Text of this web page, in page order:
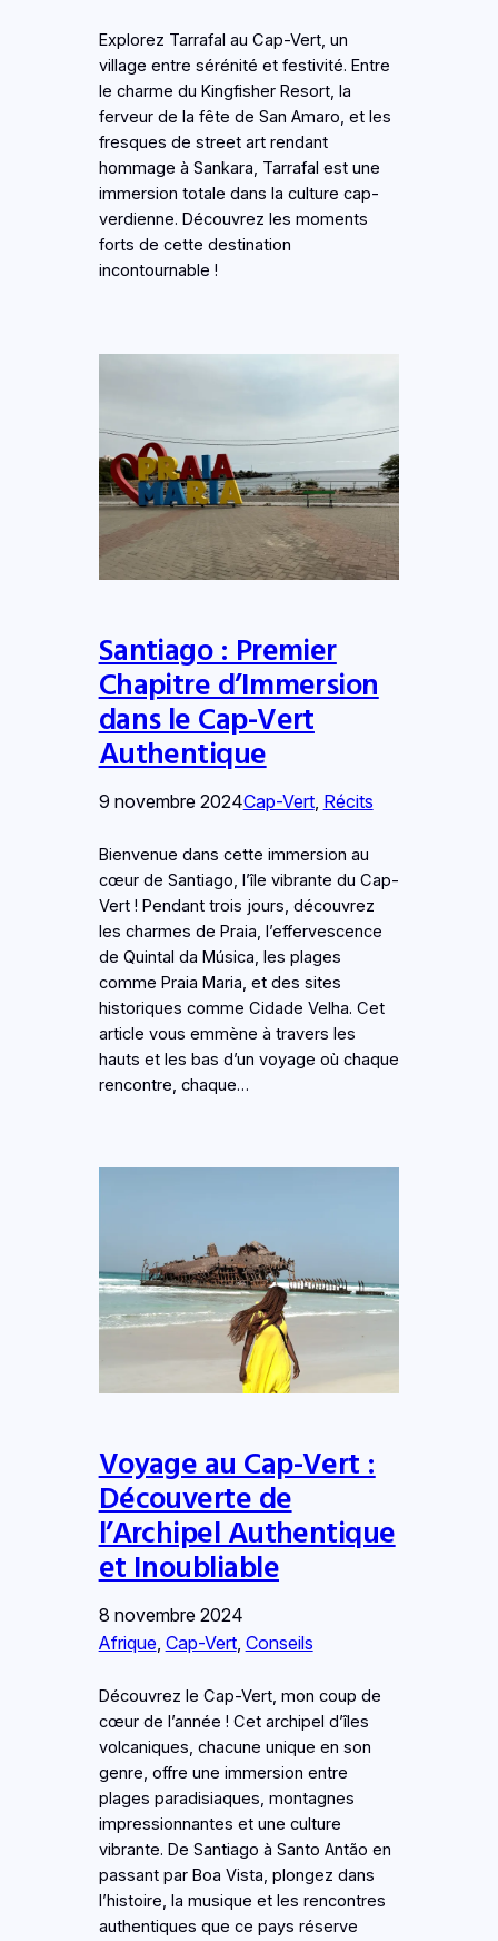
Explorez Tarrafal au Cap-Vert, un
village entre sérénité et festivité. Entre
le charme du Kingfisher Resort, la
ferveur de la fête de San Amaro, et les
fresques de street art rendant
hommage à Sankara, Tarrafal est une
immersion totale dans la culture cap-
verdienne. Découvrez les moments
forts de cette destination
incontournable !
Santiago : Premier
Chapitre d’Immersion
dans le Cap-Vert
Authentique
9 novembre 2024Cap-Vert, Récits
Bienvenue dans cette immersion au
cœur de Santiago, l’île vibrante du Cap-
Vert ! Pendant trois jours, découvrez
les charmes de Praia, l’effervescence
de Quintal da Música, les plages
comme Praia Maria, et des sites
historiques comme Cidade Velha. Cet
article vous emmène à travers les
hauts et les bas d’un voyage où chaque
rencontre, chaque…
Voyage au Cap-Vert :
Découverte de
l’Archipel Authentique
et Inoubliable
8 novembre 2024
Afrique, Cap-Vert, Conseils
Découvrez le Cap-Vert, mon coup de
cœur de l’année ! Cet archipel d’îles
volcaniques, chacune unique en son
genre, offre une immersion entre
plages paradisiaques, montagnes
impressionnantes et une culture
vibrante. De Santiago à Santo Antão en
passant par Boa Vista, plongez dans
l’histoire, la musique et les rencontres
authentiques que ce pays réserve